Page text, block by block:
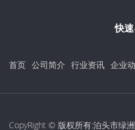
快
首页 公司简介 行业资讯 企业
CopyRight © 版权所有:泊头市绿